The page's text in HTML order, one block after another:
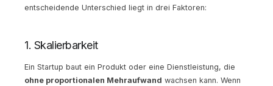
entscheidende Unterschied liegt in drei Faktoren:
1. Skalierbarkeit
Ein Startup baut ein Produkt oder eine Dienstleistung, die
ohne proportionalen Mehraufwand wachsen kann. Wenn